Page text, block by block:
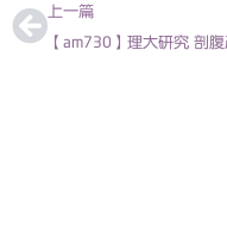
上一篇